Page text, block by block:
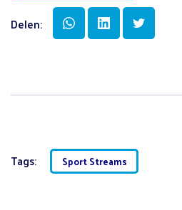
Delen:
Tags: Sport Streams